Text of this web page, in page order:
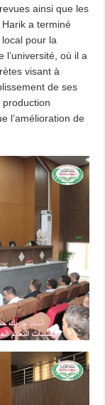
ainsi que les
a terminé
pour la
l’université, où il a
visant à
de ses
production
l’amélioration de